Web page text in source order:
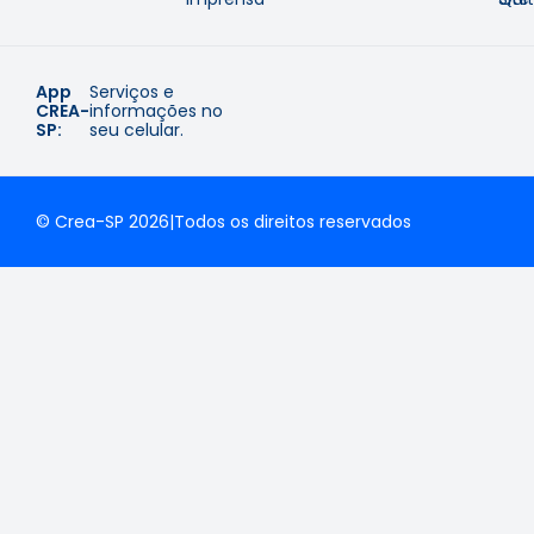
App
CREA-
SP:
Serviços e
informações no
seu celular.
© Crea-SP 2026|Todos os direitos reservados